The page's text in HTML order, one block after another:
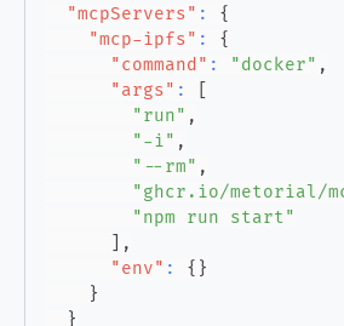
"mcpServers" :
{
"mcp-ipfs" :
{
"command" : "docker" ,
"args" :
"run" ,
"-i" ,
"--rm" ,
"ghcr.io/metorial/
"npm run start"
,
"env" : { }
}
}